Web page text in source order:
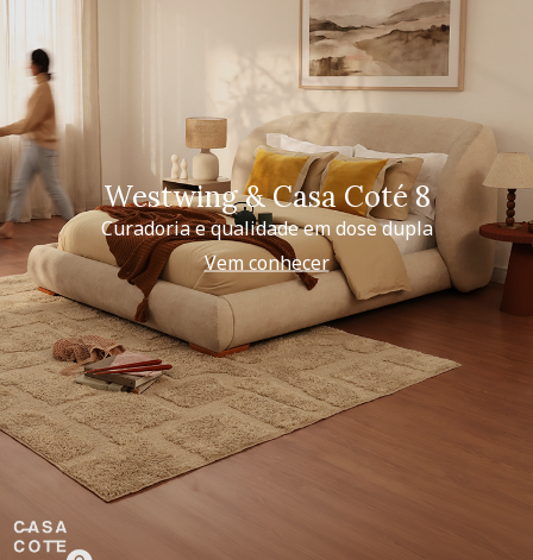
Westwing & Casa Coté 8
Curadoria e qualidade em dose dupla
Vem conhecer